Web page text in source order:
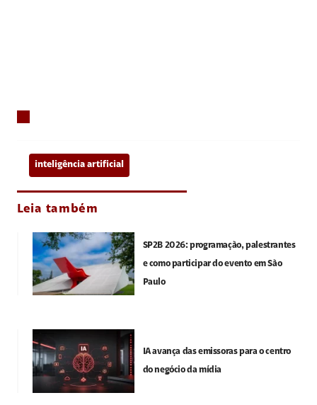
inteligência artificial
Leia também
SP2B 2026: programação, palestrantes
e como participar do evento em São
Paulo
IA avança das emissoras para o centro
do negócio da mídia